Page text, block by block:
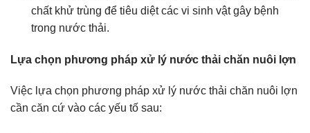
chất khử trùng để tiêu diệt các vi sinh vật gây bệnh
trong nước thải.
Lựa chọn phương pháp xử lý nước thải chăn nuôi lợn
Việc lựa chọn phương pháp xử lý nước thải chăn nuôi lợn
cần căn cứ vào các yếu tố sau: